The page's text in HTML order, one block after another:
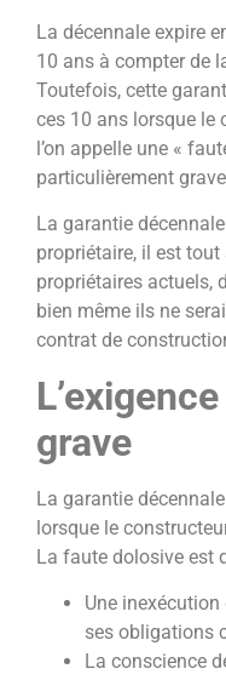
La décennale expire
10 ans à compter de
Toutefois, cette
ces 10 ans lorsque le
l’on appelle une «
particulièrement
La garantie
propriétaire, il est
propriétaires actuels,
bien même ils ne
contrat de
grave
La garantie
lorsque le
La faute dolosive est
Une inexécution
ses obligations
La conscience